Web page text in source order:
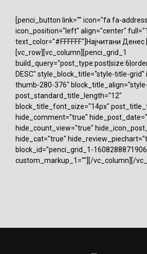
[penci_button link="" icon="fa fa-
icon_position="left" align="center"
text_color="#FFFFFF"]Најчитани
[vc_row][vc_column][penci_grid_1
DESC" style_block_title="style-title-
thumb-280-376"
post_standard_title_length="12"
block_title_font_size="14px"
hide_comment="true"
hide_count_view="true"
hide_cat="true"
block_id="penci_grid_1-
custom_markup_1=""][/vc_column][/